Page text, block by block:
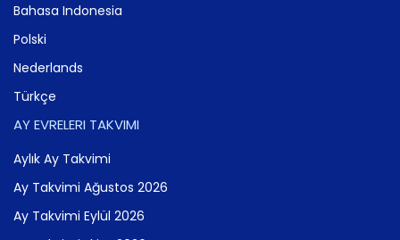
Bahasa Indonesia
Polski
Nederlands
Türkçe
AY EVRELERI TAKVIMI
Aylık Ay Takvimi
Ay Takvimi Ağustos 2026
Ay Takvimi Eylül 2026